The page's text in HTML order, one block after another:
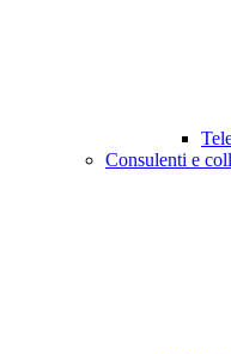
Consulenti e